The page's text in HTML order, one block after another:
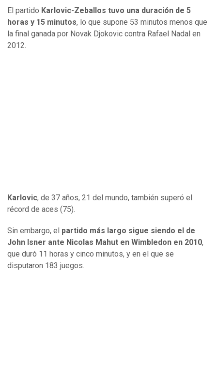
El partido Karlovic-Zeballos tuvo una duración de 5
horas y 15 minutos, lo que supone 53 minutos menos que
la final ganada por Novak Djokovic contra Rafael Nadal en
2012.
Karlovic, de 37 años, 21 del mundo, también superó el
récord de aces (75).
Sin embargo, el partido más largo sigue siendo el de
John Isner ante Nicolas Mahut en Wimbledon en 2010,
que duró 11 horas y cinco minutos, y en el que se
disputaron 183 juegos.